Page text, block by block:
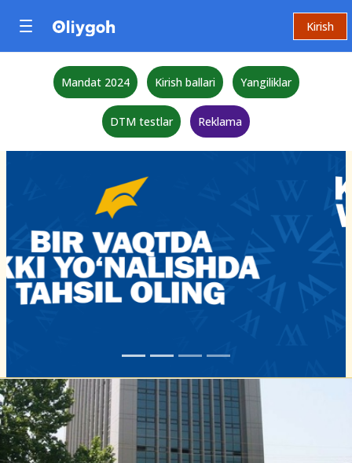
Kirish
Mandat 2024 Kirish ballari Yangiliklar
DTM testlar Reklama